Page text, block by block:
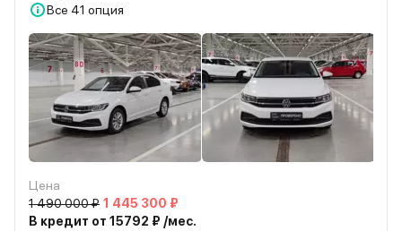
Все 41 опция
Цена
1 490 000 ₽ 1 445 300 ₽
В кредит от 15792 ₽ /мес.